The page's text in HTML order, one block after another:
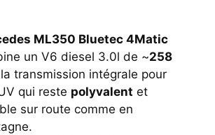
ML350 Bluetec 4Matic
un V6 diesel 3.0l de ~258
transmission intégrale pour
qui reste polyvalent et
sur route comme en